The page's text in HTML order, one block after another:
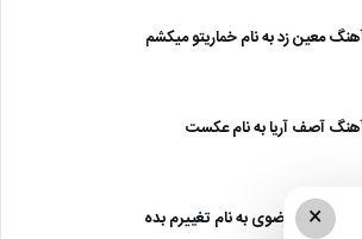
معین زد به نام خماریتو میکشم
آهنگ آصف آریا به نام عکست
آهنگ مجید رضوی به نام تغییرم بده
×